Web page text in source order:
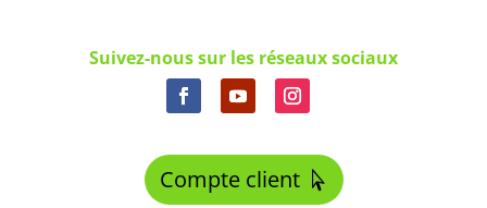
Suivez-nous sur les réseaux sociaux
Compte client